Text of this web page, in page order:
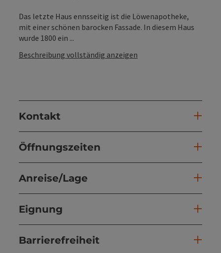
Das letzte Haus ennsseitig ist die Löwenapotheke,
mit einer schönen barocken Fassade. In diesem Haus
wurde 1800 ein ...
Beschreibung vollständig anzeigen
Kontakt
Öffnungszeiten
Anreise/Lage
Eignung
Barrierefreiheit